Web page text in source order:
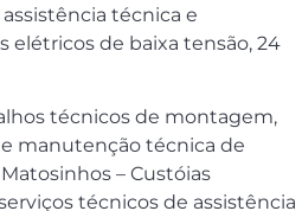
técnica e
elétricos de baixa tensão, 24
técnicos de montagem,
manutenção técnica de
– Custóias
técnicos de assistência